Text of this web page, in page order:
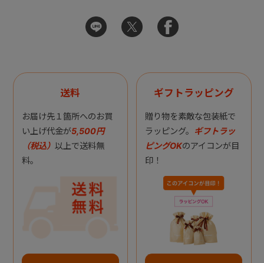
送料
お届け先１箇所へのお買
い上げ代金が5,500円
（税込） 以上で送料無
料。
ギフトラッピング
贈り物を素敵な包装紙で
ラッピング。 ギフトラッ
ピングOKのアイコンが目
印！